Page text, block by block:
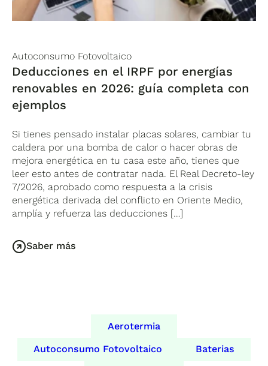
Autoconsumo Fotovoltaico
Deducciones en el IRPF por energías
renovables en 2026: guía completa con
ejemplos
Si tienes pensado instalar placas solares, cambiar tu
caldera por una bomba de calor o hacer obras de
mejora energética en tu casa este año, tienes que
leer esto antes de contratar nada. El Real Decreto-ley
7/2026, aprobado como respuesta a la crisis
energética derivada del conflicto en Oriente Medio,
amplía y refuerza las deducciones […]
Saber más
Aerotermia
Autoconsumo Fotovoltaico Baterias